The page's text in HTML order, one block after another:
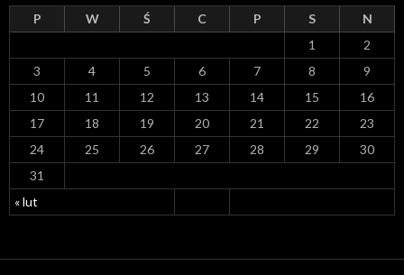
P W Ś C P S N
« lut
1
2
3
4 5 6 7 8
9
10
11 12 13 14 15
16
17
18 19 20 21 22
23
24
25 26 27 28 29
30
31